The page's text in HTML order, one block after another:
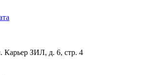
Карьер ЗИЛ, д. 6, стр. 4